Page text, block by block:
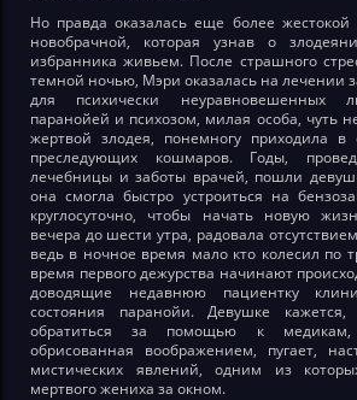
Но правда оказалась еще более жестокой
новобрачной, которая узнав о
избранника живьем. После страшного
темной ночью, Мэри оказалась на лечении
для психически неуравновешенных
паранойей и психозом, милая особа, чуть
жертвой злодея, понемногу приходила в
преследующих кошмаров. Годы,
лечебницы и заботы врачей, пошли
она смогла быстро устроиться на
круглосуточно, чтобы начать новую
вечера до шести утра, радовала
ведь в ночное время мало кто колесил по
время первого дежурства начинают
доводящие недавнюю пациентку
состояния паранойи. Девушке
обратиться за помощью к медикам,
обрисованная воображением, пугает,
мистических явлений, одним из
мертвого жениха за окном.